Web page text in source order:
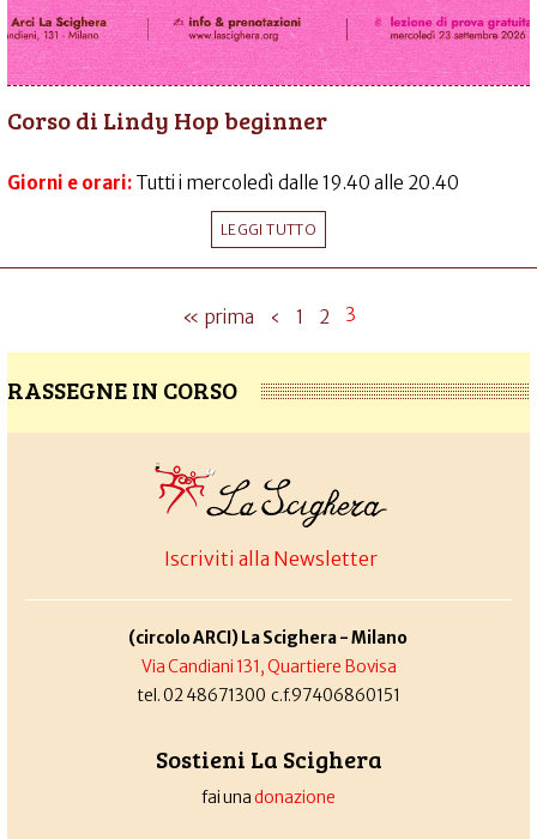
Corso di Lindy Hop beginner
Giorni e orari: Tutti i mercoledì dalle 19.40 alle 20.40
LEGGI TUTTO
« prima ‹ 1 2 3
RASSEGNE IN CORSO
Iscriviti alla Newsletter
(circolo ARCI) La Scighera - Milano
Via Candiani 131, Quartiere Bovisa
tel. 02 48671300 c.f.97406860151
Sostieni La Scighera
fai unadonazione